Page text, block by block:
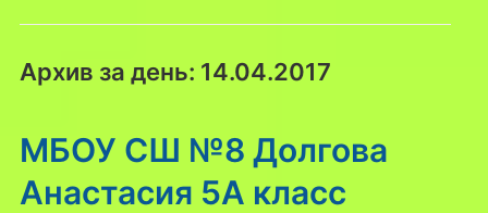
Архив за день: 14.04.2017
МБОУ СШ №8 Долгова
Анастасия 5А класс